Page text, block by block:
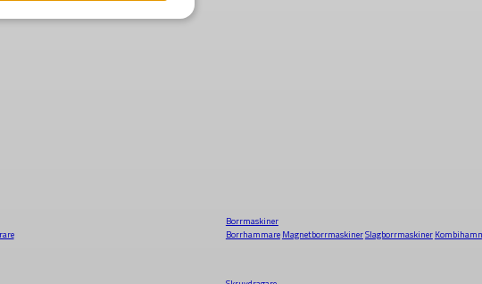
Borrmaskiner
Borrhammare MagnetborrmaskinerSlagborrmaskiner